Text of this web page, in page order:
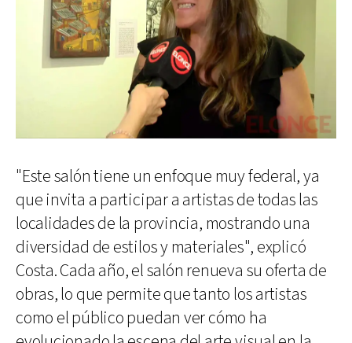
"Este salón tiene un enfoque muy federal, ya
que invita a participar a artistas de todas las
localidades de la provincia, mostrando una
diversidad de estilos y materiales", explicó
Costa. Cada año, el salón renueva su oferta de
obras, lo que permite que tanto los artistas
como el público puedan ver cómo ha